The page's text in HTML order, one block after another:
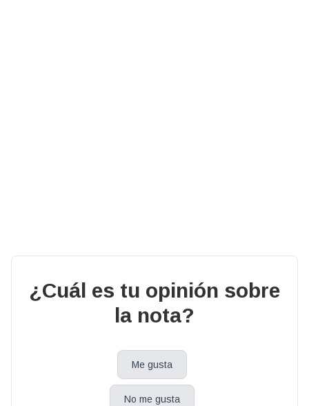
¿Cuál es tu opinión sobre
la nota?
Me gusta
No me gusta